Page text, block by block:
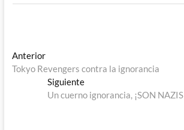
Navegación
de
entradas
AnteriorEntrada
anterior:
Tokyo Revengers contra la ignorancia
SiguienteEntrada
siguiente:
Un cuerno ignorancia, ¡SON